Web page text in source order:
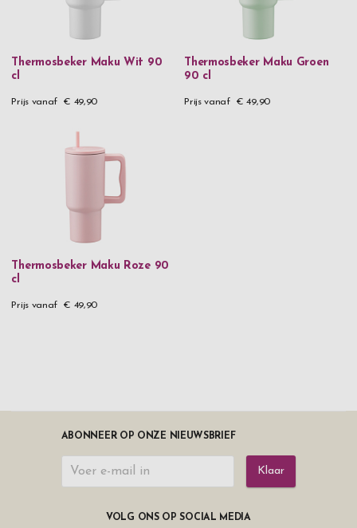
Thermosbeker Maku Wit 90
cl
Prijs vanaf € 49,90
Thermosbeker Maku Groen
90 cl
Prijs vanaf € 49,90
Thermosbeker Maku Roze 90
cl
Prijs vanaf € 49,90
ABONNEER OP ONZE NIEUWSBRIEF
Klaar
VOLG ONS OP SOCIAL MEDIA